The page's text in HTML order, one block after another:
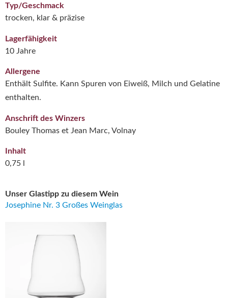
Unser Glastipp zu diesem Wein
Josephine Nr. 3 Großes Weinglas
Typ/Geschmack
trocken, klar & präzise
Lagerfähigkeit
10 Jahre
Allergene
Enthält Sulfite. Kann Spuren von Eiweiß, Milch und Gelatine
enthalten.
Anschrift des Winzers
Bouley Thomas et Jean Marc, Volnay
Inhalt
0,75 l